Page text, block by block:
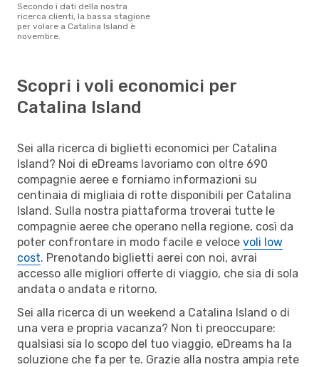
Secondo i dati della nostra
ricerca clienti, la bassa stagione
per volare a Catalina Island è
novembre.
Scopri i voli economici per
Catalina Island
Sei alla ricerca di biglietti economici per Catalina
Island? Noi di eDreams lavoriamo con oltre 690
compagnie aeree e forniamo informazioni su
centinaia di migliaia di rotte disponibili per Catalina
Island. Sulla nostra piattaforma troverai tutte le
compagnie aeree che operano nella regione, così da
poter confrontare in modo facile e veloce voli low
cost. Prenotando biglietti aerei con noi, avrai
accesso alle migliori offerte di viaggio, che sia di sola
andata o andata e ritorno.
Sei alla ricerca di un weekend a Catalina Island o di
una vera e propria vacanza? Non ti preoccupare:
qualsiasi sia lo scopo del tuo viaggio, eDreams ha la
soluzione che fa per te. Grazie alla nostra ampia rete